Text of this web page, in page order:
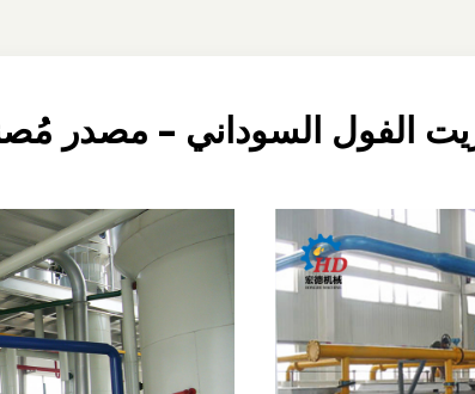
الفول السوداني – مصدر